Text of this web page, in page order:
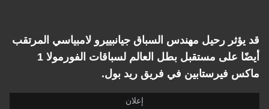
قد يؤثر رحيل مهندس السباق جيانبييرو لامبياسي المرتقب
أيضًا على مستقبل بطل العالم لسباقات الفورمولا 1
ماكس فيرستابين في فريق ريد بول.